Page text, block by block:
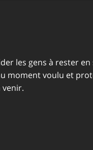
les gens à rester en
moment voulu et
venir.